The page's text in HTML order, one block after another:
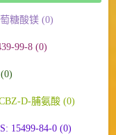
糖酸镁 (0)
99-8 (0)
D-脯氨酸 (0)
15499-84-0 (0)